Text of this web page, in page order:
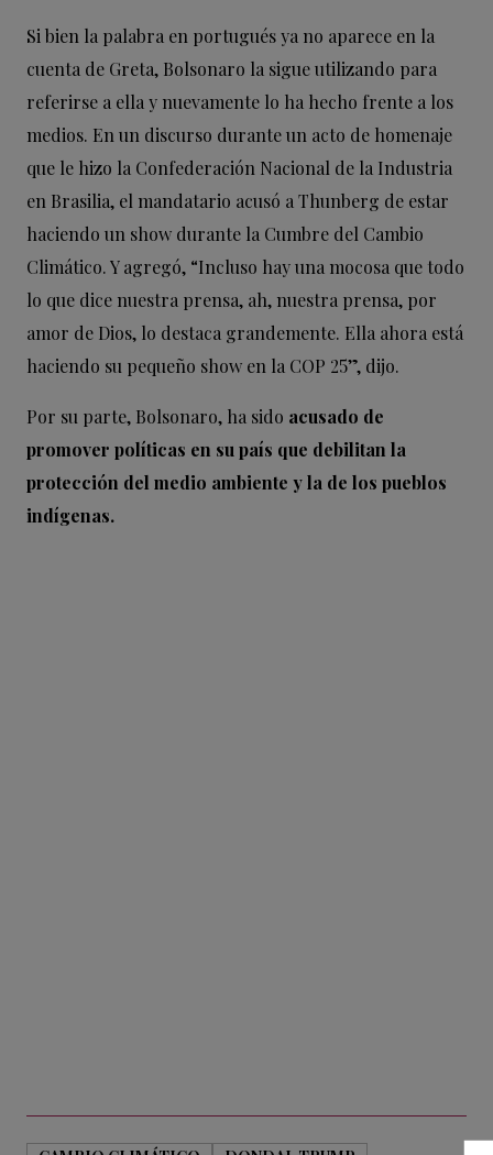
Si bien la palabra en portugués ya no aparece en la
cuenta de Greta, Bolsonaro la sigue utilizando para
referirse a ella y nuevamente lo ha hecho frente a los
medios. En un discurso durante un acto de homenaje
que le hizo la Confederación Nacional de la Industria
en Brasilia, el mandatario acusó a Thunberg de estar
haciendo un show durante la Cumbre del Cambio
Climático. Y agregó, “Incluso hay una mocosa que todo
lo que dice nuestra prensa, ah, nuestra prensa, por
amor de Dios, lo destaca grandemente. Ella ahora está
haciendo su pequeño show en la COP 25”, dijo.
Por su parte, Bolsonaro, ha sido acusado de
promover políticas en su país que debilitan la
protección del medio ambiente y la de los pueblos
indígenas.